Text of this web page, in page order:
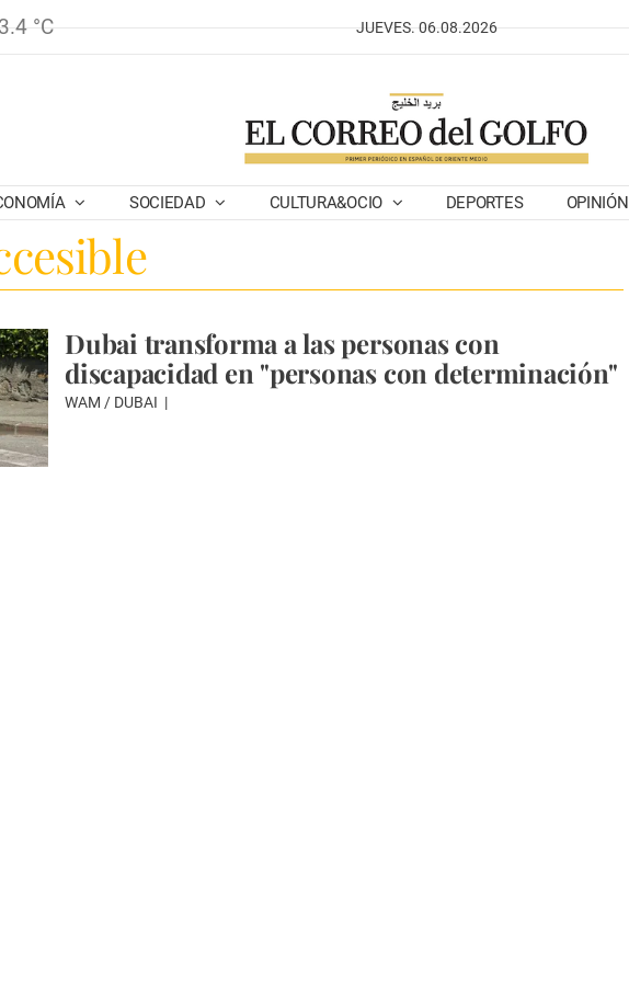
°C JUEVES. 06.08.2026
SOCIEDAD CULTURA&OCIO DEPORTES OPINIÓN
Dubai transforma a las personas con
discapacidad en "personas con determinación"
WAM / DUBAI